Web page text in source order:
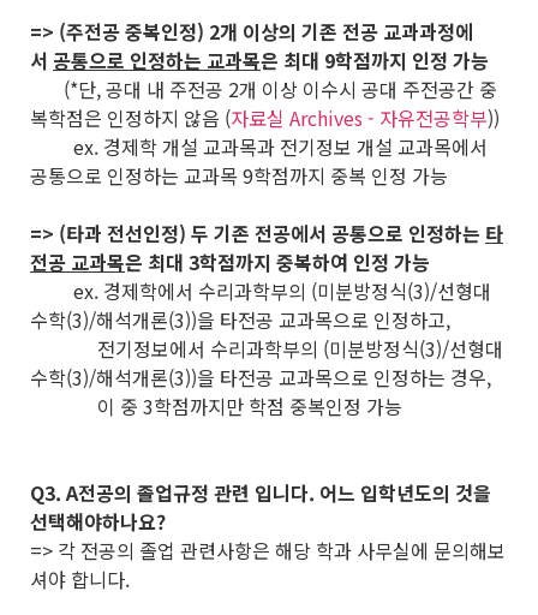
=> (주전공 중복인정) 2개 이상의 기존 전공 교과과정에
서 공통으로 인정하는 교과목은 최대 9학점까지 인정 가능
(*단, 공대 내 주전공 2개 이상 이수시 공대 주전공간 중
복학점은 인정하지 않음 (자료실 Archives - 자유전공학부))
ex. 경제학 개설 교과목과 전기정보 개설 교과목에서
공통으로 인정하는 교과목 9학점까지 중복 인정 가능
=> (타과 전선인정) 두 기존 전공에서 공통으로 인정하는 타
전공 교과목은 최대 3학점까지 중복하여 인정 가능
ex. 경제학에서 수리과학부의 (미분방정식(3)/선형대
수학(3)/해석개론(3))을 타전공 교과목으로 인정하고,
전기정보에서 수리과학부의 (미분방정식(3)/선형대
수학(3)/해석개론(3))을 타전공 교과목으로 인정하는 경우,
이 중 3학점까지만 학점 중복인정 가능
Q3. A전공의 졸업규정 관련 입니다. 어느 입학년도의 것을
선택해야하나요?
=> 각 전공의 졸업 관련사항은 해당 학과 사무실에 문의해보
셔야 합니다.